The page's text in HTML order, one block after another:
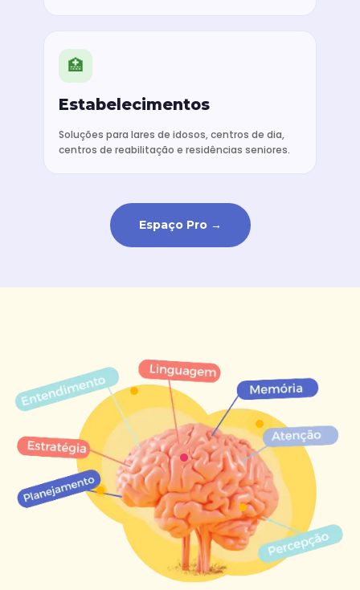
🏥
Estabelecimentos
Soluções para lares de idosos, centros de dia,
centros de reabilitação e residências seniores.
Espaço Pro →